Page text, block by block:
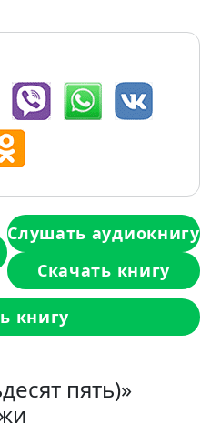
Слушать аудиокнигу
Скачать книгу
книгу
пять)»